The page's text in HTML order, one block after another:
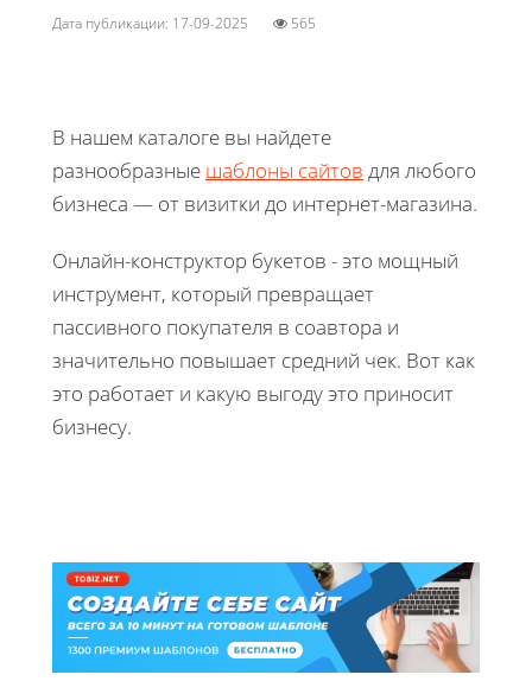
Дата публикации: 17-09-2025 565
В нашем каталоге вы найдете
разнообразные шаблоны сайтов для любого
бизнеса — от визитки до интернет-магазина.
Онлайн-конструктор букетов - это мощный
инструмент, который превращает
пассивного покупателя в соавтора и
значительно повышает средний чек. Вот как
это работает и какую выгоду это приносит
бизнесу.